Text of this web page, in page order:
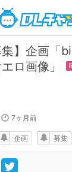
集】企画「
ロ画像」
7ヶ月前
企画 募集